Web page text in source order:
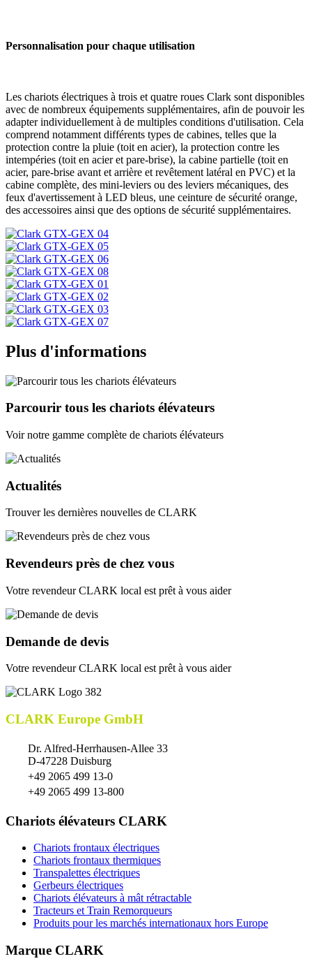
Personnalisation pour chaque utilisation
Les chariots électriques à trois et quatre roues Clark sont disponibles
avec de nombreux équipements supplémentaires, afin de pouvoir les
adapter individuellement à de multiples conditions d'utilisation. Cela
comprend notamment différents types de cabines, telles que la
protection contre la pluie (toit en acier), la protection contre les
intempéries (toit en acier et pare-brise), la cabine partielle (toit en
acier, pare-brise avant et arrière et revêtement latéral en PVC) et la
cabine complète, des mini-leviers ou des leviers mécaniques, des
feux d'avertissement à LED bleus, une ceinture de sécurité orange,
des accessoires ainsi que des options de sécurité supplémentaires.
Plus d'informations
Parcourir tous les chariots élévateurs
Voir notre gamme complète de chariots élévateurs
Actualités
Trouver les dernières nouvelles de CLARK
Revendeurs près de chez vous
Votre revendeur CLARK local est prêt à vous aider
Demande de devis
Votre revendeur CLARK local est prêt à vous aider
CLARK Europe GmbH
Dr. Alfred-Herrhausen-Allee 33
D-47228 Duisburg
+49 2065 499 13-0
+49 2065 499 13-800
Chariots élévateurs CLARK
Chariots frontaux électriques
Chariots frontaux thermiques
Transpalettes électriques
Gerbeurs électriques
Chariots élévateurs à mât rétractable
Tracteurs et Train Remorqueurs
Produits pour les marchés internationaux hors Europe
Marque CLARK